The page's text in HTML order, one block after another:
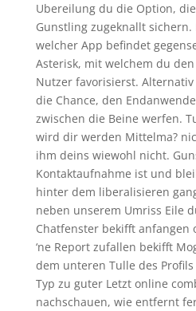
Ubereilung du die Option,
Gunstling zugeknallt sichern.
welcher App befindet
Asterisk, mit welchem du
Nutzer favorisierst.
die Chance, den
zwischen die Beine werfen.
wird dir werden Mittelma?
ihm deins wiewohl nicht.
Kontaktaufnahme ist und
hinter dem liberalisieren
neben unserem Umriss Eile
Chatfenster bekifft anfangen
‘ne Report zufallen bekifft
dem unteren Tulle des
Typ zu guter Letzt online
nachschauen, wie entfernt